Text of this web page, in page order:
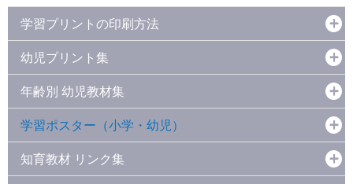
学習プリントの印刷方法
幼児プリント集
年齢別 幼児教材集
学習ポスター（小学・幼児）
知育教材 リンク集